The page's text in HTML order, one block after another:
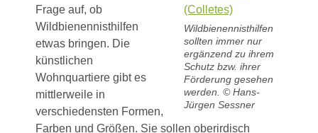
Wildbienennisthilfen
sollten immer nur
ergänzend zu ihrem
Schutz bzw. ihrer
Förderung gesehen
werden. © Hans-
Jürgen Sessner
Frage auf, ob
Wildbienennisthilfen
etwas bringen. Die
künstlichen
Wohnquartiere gibt es
mittlerweile in
verschiedensten Formen,
Farben und Größen. Sie sollen oberirdisch